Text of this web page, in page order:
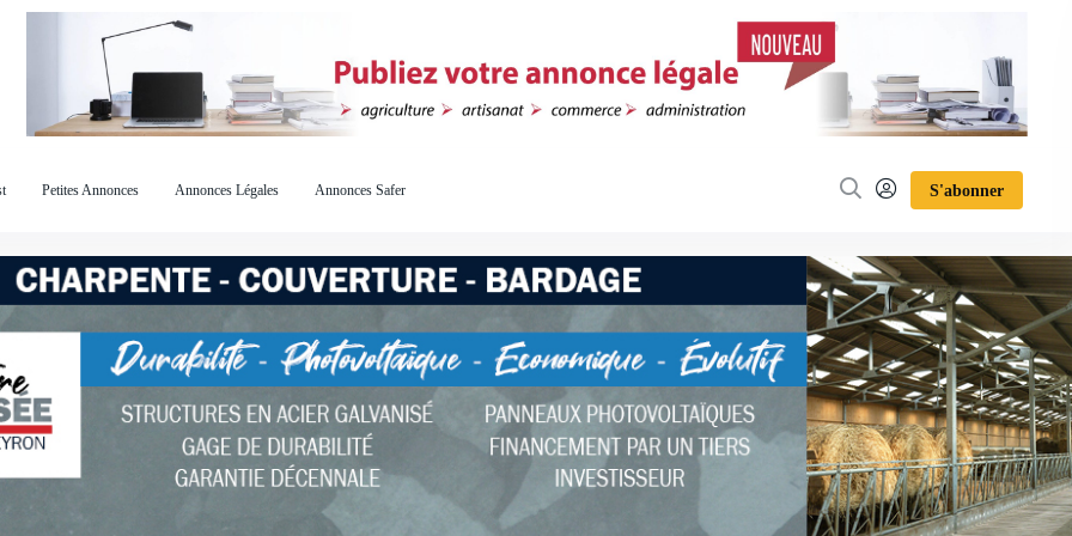
Petites Annonces Annonces Légales Annonces Safer S'abonner